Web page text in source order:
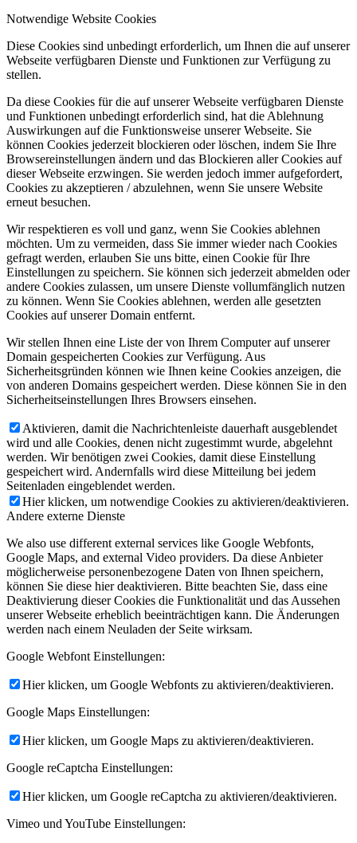
Notwendige Website Cookies
Diese Cookies sind unbedingt erforderlich, um Ihnen die auf unserer
Webseite verfügbaren Dienste und Funktionen zur Verfügung zu
stellen.
Da diese Cookies für die auf unserer Webseite verfügbaren Dienste
und Funktionen unbedingt erforderlich sind, hat die Ablehnung
Auswirkungen auf die Funktionsweise unserer Webseite. Sie
können Cookies jederzeit blockieren oder löschen, indem Sie Ihre
Browsereinstellungen ändern und das Blockieren aller Cookies auf
dieser Webseite erzwingen. Sie werden jedoch immer aufgefordert,
Cookies zu akzeptieren / abzulehnen, wenn Sie unsere Website
erneut besuchen.
Wir respektieren es voll und ganz, wenn Sie Cookies ablehnen
möchten. Um zu vermeiden, dass Sie immer wieder nach Cookies
gefragt werden, erlauben Sie uns bitte, einen Cookie für Ihre
Einstellungen zu speichern. Sie können sich jederzeit abmelden oder
andere Cookies zulassen, um unsere Dienste vollumfänglich nutzen
zu können. Wenn Sie Cookies ablehnen, werden alle gesetzten
Cookies auf unserer Domain entfernt.
Wir stellen Ihnen eine Liste der von Ihrem Computer auf unserer
Domain gespeicherten Cookies zur Verfügung. Aus
Sicherheitsgründen können wie Ihnen keine Cookies anzeigen, die
von anderen Domains gespeichert werden. Diese können Sie in den
Sicherheitseinstellungen Ihres Browsers einsehen.
Aktivieren, damit die Nachrichtenleiste dauerhaft ausgeblendet
wird und alle Cookies, denen nicht zugestimmt wurde, abgelehnt
werden. Wir benötigen zwei Cookies, damit diese Einstellung
gespeichert wird. Andernfalls wird diese Mitteilung bei jedem
Seitenladen eingeblendet werden.
Hier klicken, um notwendige Cookies zu aktivieren/deaktivieren.
Andere externe Dienste
We also use different external services like Google Webfonts,
Google Maps, and external Video providers. Da diese Anbieter
möglicherweise personenbezogene Daten von Ihnen speichern,
können Sie diese hier deaktivieren. Bitte beachten Sie, dass eine
Deaktivierung dieser Cookies die Funktionalität und das Aussehen
unserer Webseite erheblich beeinträchtigen kann. Die Änderungen
werden nach einem Neuladen der Seite wirksam.
Google Webfont Einstellungen:
Hier klicken, um Google Webfonts zu aktivieren/deaktivieren.
Google Maps Einstellungen:
Hier klicken, um Google Maps zu aktivieren/deaktivieren.
Google reCaptcha Einstellungen:
Hier klicken, um Google reCaptcha zu aktivieren/deaktivieren.
Vimeo und YouTube Einstellungen: